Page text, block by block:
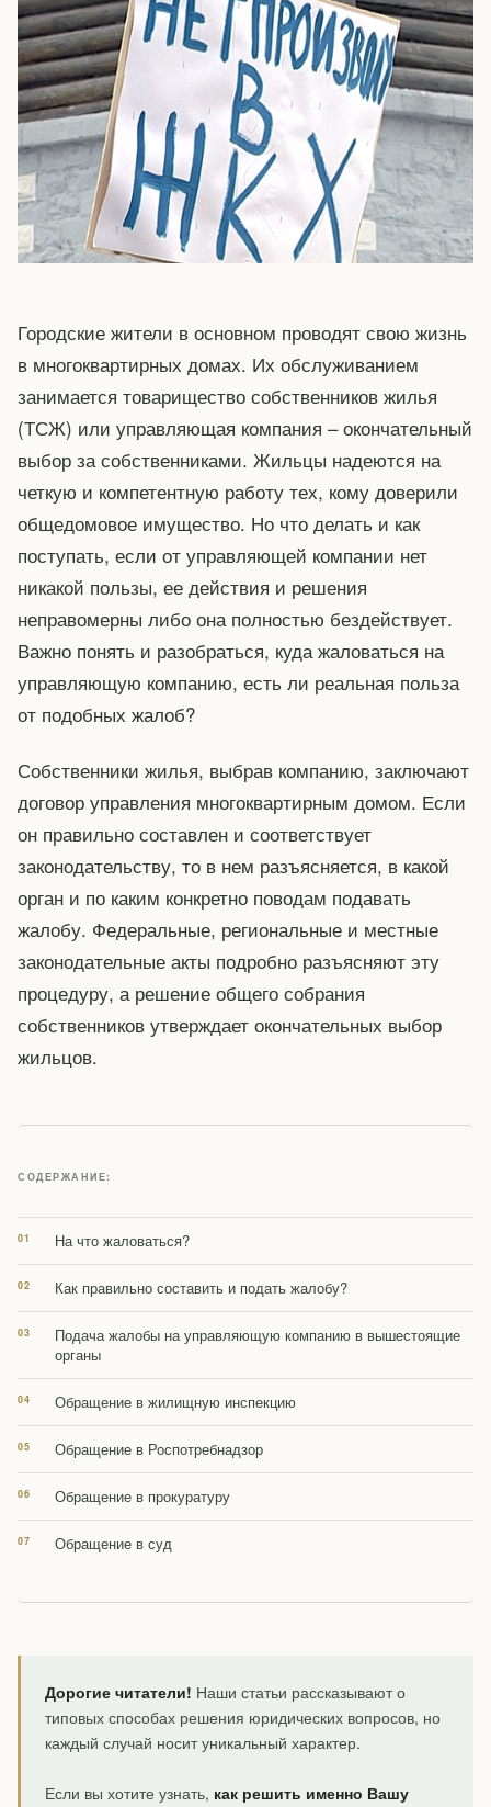
Городские жители в основном проводят свою жизнь
в многоквартирных домах. Их обслуживанием
занимается товарищество собственников жилья
(ТСЖ) или управляющая компания – окончательный
выбор за собственниками. Жильцы надеются на
четкую и компетентную работу тех, кому доверили
общедомовое имущество. Но что делать и как
поступать, если от управляющей компании нет
никакой пользы, ее действия и решения
неправомерны либо она полностью бездействует.
Важно понять и разобраться, куда жаловаться на
управляющую компанию, есть ли реальная польза
от подобных жалоб?
Собственники жилья, выбрав компанию, заключают
договор управления многоквартирным домом. Если
он правильно составлен и соответствует
законодательству, то в нем разъясняется, в какой
орган и по каким конкретно поводам подавать
жалобу. Федеральные, региональные и местные
законодательные акты подробно разъясняют эту
процедуру, а решение общего собрания
собственников утверждает окончательных выбор
жильцов.
СОДЕРЖАНИЕ:
На что жаловаться?
Как правильно составить и подать жалобу?
Подача жалобы на управляющую компанию в вышестоящие
органы
Обращение в жилищную инспекцию
Обращение в Роспотребнадзор
Обращение в прокуратуру
Обращение в суд
Дорогие читатели! Наши статьи рассказывают о
типовых способах решения юридических вопросов, но
каждый случай носит уникальный характер.
Если вы хотите узнать, как решить именно Вашу